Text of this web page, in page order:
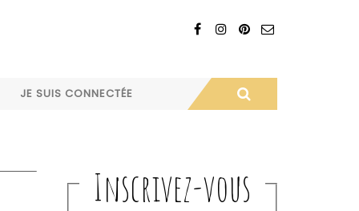
JE SUIS CONNECTÉE
Inscrivez-vous